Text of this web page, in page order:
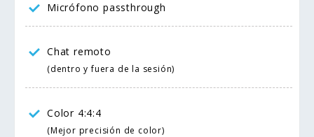
Micrófono passthrough
Chat remoto
(dentro y fuera de la sesión)
Color 4:4:4
(Mejor precisión de color)